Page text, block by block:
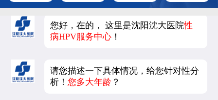
您好，在的， 这里是沈阳沈大医院性
病HPV服务中心 ！
请您描述一下具体情况，给您针对性分
析！您多大年龄 ？